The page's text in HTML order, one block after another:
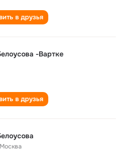
в друзья
-Вартке
в друзья
Москва